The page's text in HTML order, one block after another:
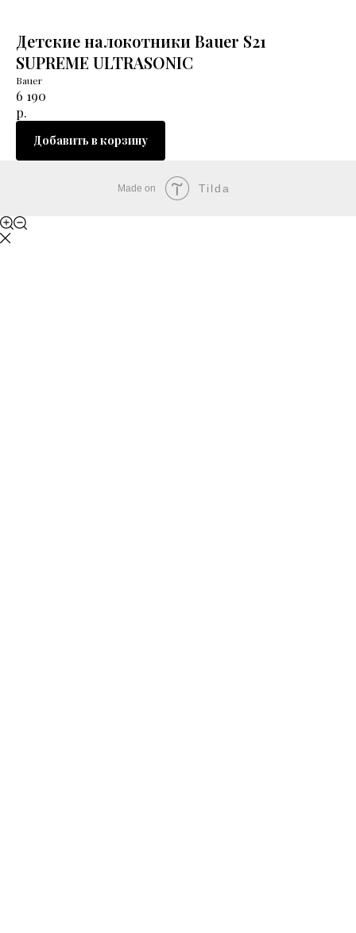
Детские налокотники Bauer S21
SUPREME ULTRASONIC
Bauer
6 190
р.
Добавить в корзину
Made on Tilda